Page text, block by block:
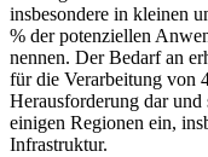
insbesondere in kleinen
% der potenziellen
nennen. Der Bedarf an
für die Verarbeitung von
Herausforderung dar
einigen Regionen ein,
Infrastruktur.